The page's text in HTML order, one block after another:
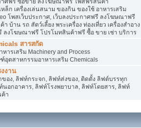
ก เครื่องเล่นสนาม ของกิน ของใช้ อาหารเสริม
โพสเว็บประกาศ, เว็บลงประกาศฟรี ลงโฆษณาฟรี
บ้าน รถ สัตว์เลี้ยง พระเครื่อง ท่องเที่ยว เครื่องสำอาง
ลงโฆษณาฟรี โปรโมทสินค้าฟรี ซื้อ ขาย เช่า บริการ
สารสกัด
ารเสริม Machinery and Process
อุตสาหกรรมอาหารเสริม Chemicals
งาน
อง, ลิฟท์กระจก, ลิฟท์ส่งของ, ติดตั้ง ลิฟต์บรรทุก
อกอาคาร, ลิฟท์โรงพยาบาล, ลิฟท์โดยสาร, ลิฟท์
า